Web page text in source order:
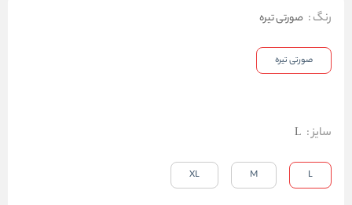
رنگ: صورتی تیره
صورتی تیره
سایز:
L
L
M
XL